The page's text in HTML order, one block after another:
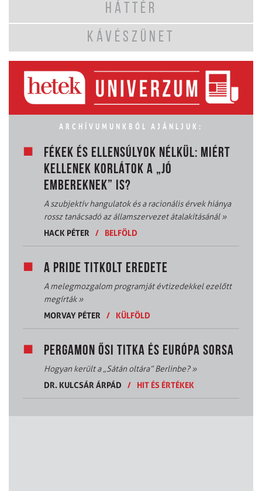
HÁTTÉR
KÁVÉSZÜNET
ARCHÍVUMUNKBÓL AJÁNLJUK:
FÉKEK ÉS ELLENSÚLYOK NÉLKÜL: MIÉRT
KELLENEK KORLÁTOK A „JÓ
EMBEREKNEK” IS?
A szubjektív hangulatok és a racionális érvek hiánya
rossz tanácsadó az államszervezet átalakításánál»
HACK PÉTER
/ BELFÖLD
A PRIDE TITKOLT EREDETE
A melegmozgalom programját évtizedekkel ezelőtt
megírták»
MORVAY PÉTER
/ KÜLFÖLD
PERGAMON ŐSI TITKA ÉS EURÓPA SORSA
Hogyan került a „Sátán oltára” Berlinbe?»
DR. KULCSÁR ÁRPÁD
/ HIT ÉS ÉRTÉKEK